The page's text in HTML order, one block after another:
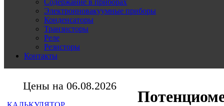
Содержание в приборах
Электронновакуумные приборы
Конденсаторы
Транзисторы
Реле
Резисторы
Контакты
Цены на 06.08.2026